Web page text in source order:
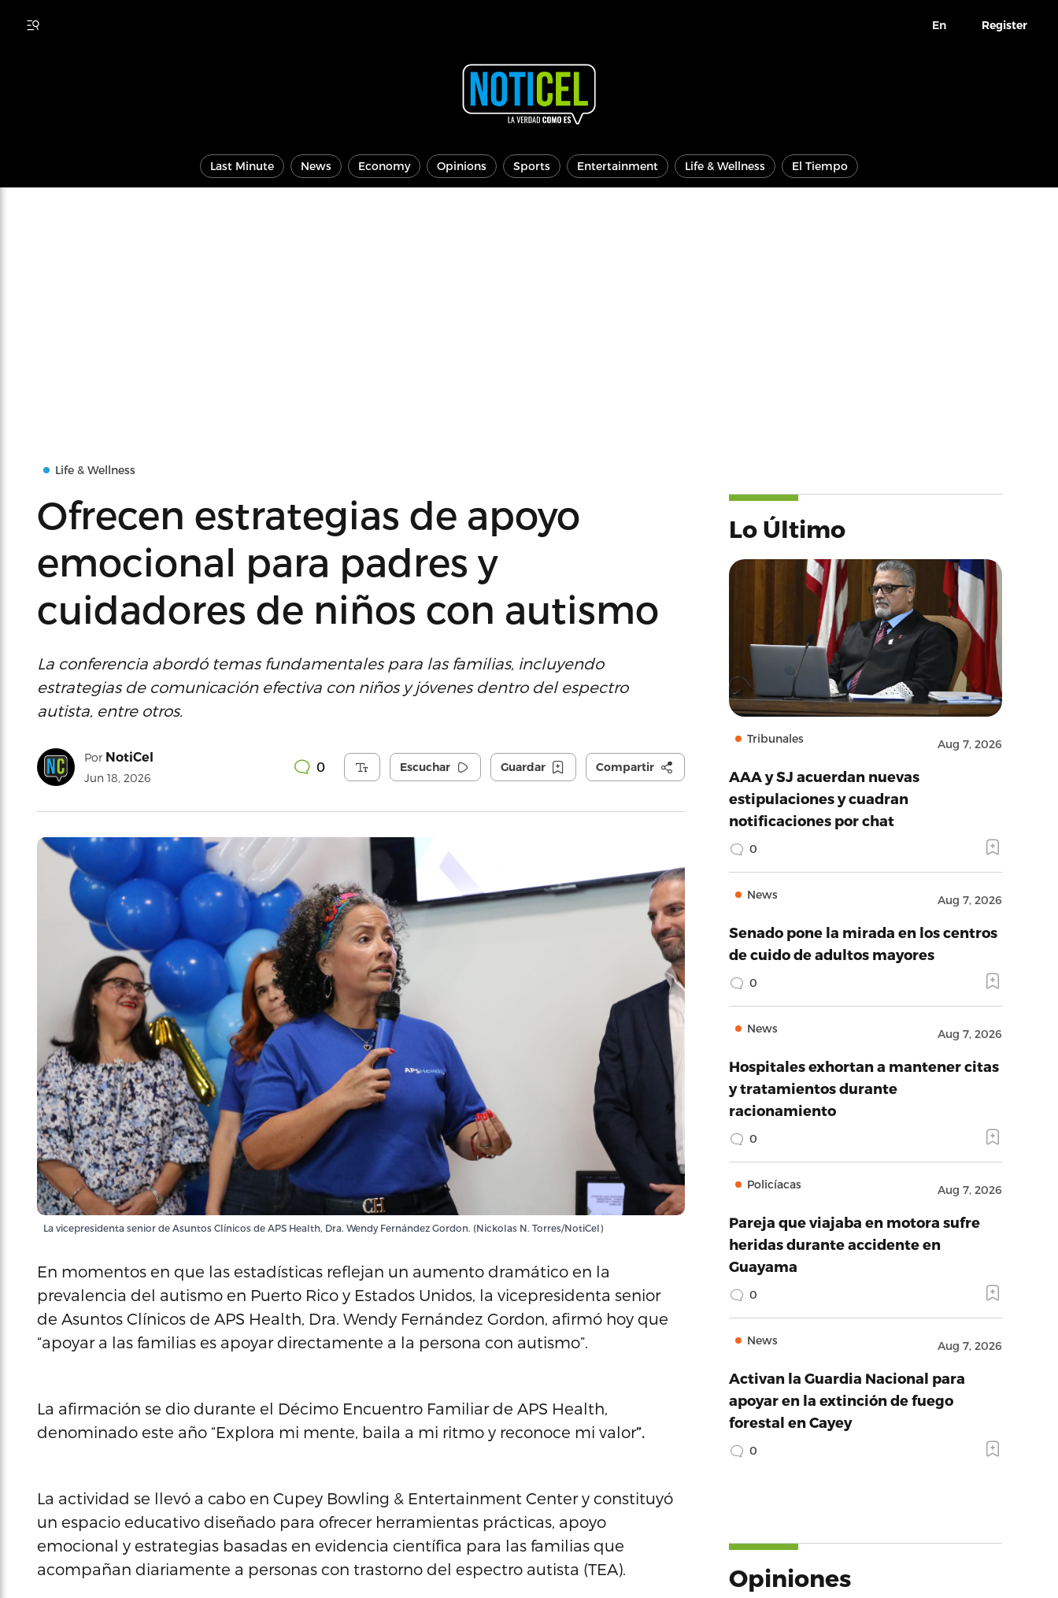
En Register
Last Minute News Economy Opinions Sports Entertainment Life & Wellness El Tiempo
Life & Wellness
Ofrecen estrategias de apoyo
emocional para padres y
cuidadores de niños con autismo
La conferencia abordó temas fundamentales para las familias, incluyendo
estrategias de comunicación efectiva con niños y jóvenes dentro del espectro
autista, entre otros.
Por NotiCel
Jun 18, 2026
0 Escuchar Guardar Compartir
La vicepresidenta senior de Asuntos Clínicos de APS Health, Dra. Wendy Fernández Gordon. (Nickolas N. Torres/NotiCel)
En momentos en que las estadísticas reflejan un aumento dramático en la
prevalencia del autismo en Puerto Rico y Estados Unidos, la vicepresidenta senior
de Asuntos Clínicos de APS Health, Dra. Wendy Fernández Gordon, afirmó hoy que
“apoyar a las familias es apoyar directamente a la persona con autismo”.
La afirmación se dio durante el Décimo Encuentro Familiar de APS Health,
denominado este año “Explora mi mente, baila a mi ritmo y reconoce mi valor”.
La actividad se llevó a cabo en Cupey Bowling & Entertainment Center y constituyó
un espacio educativo diseñado para ofrecer herramientas prácticas, apoyo
emocional y estrategias basadas en evidencia científica para las familias que
acompañan diariamente a personas con trastorno del espectro autista (TEA).
Lo Último
Tribunales Aug 7, 2026
AAA y SJ acuerdan nuevas
estipulaciones y cuadran
notificaciones por chat
0
News Aug 7, 2026
Senado pone la mirada en los centros
de cuido de adultos mayores
0
News Aug 7, 2026
Hospitales exhortan a mantener citas
y tratamientos durante
racionamiento
0
Policíacas Aug 7, 2026
Pareja que viajaba en motora sufre
heridas durante accidente en
Guayama
0
News Aug 7, 2026
Activan la Guardia Nacional para
apoyar en la extinción de fuego
forestal en Cayey
0
Opiniones